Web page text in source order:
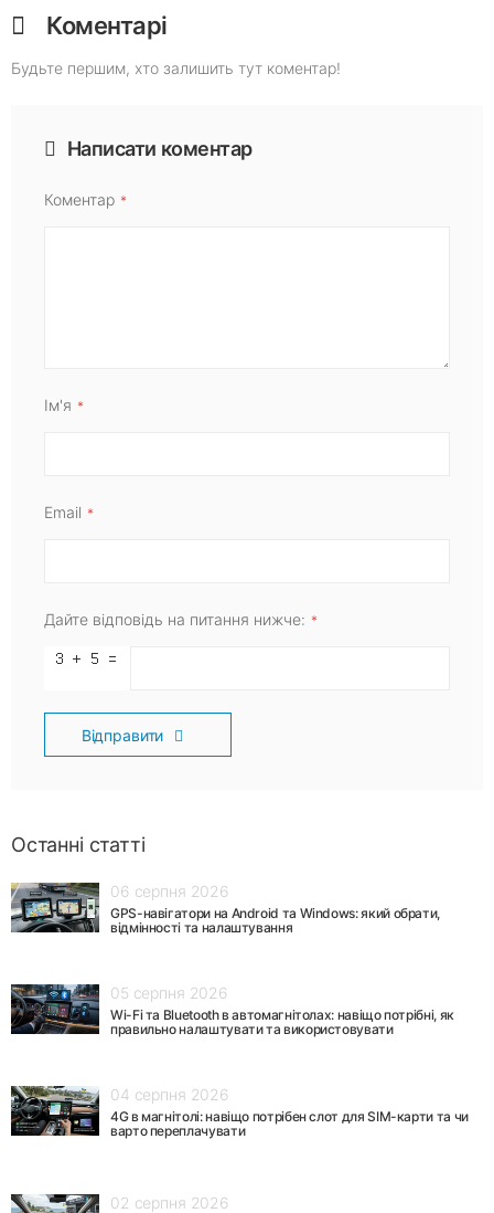
Коментарі
Будьте першим, хто залишить тут коментар!
Написати коментар
Коментар
Ім'я
Email
Дайте відповідь на питання нижче:
Відправити
Останні статті
06 серпня 2026
GPS-навігатори на Android та Windows: який обрати,
відмінності та налаштування
05 серпня 2026
Wi-Fi та Bluetooth в автомагнітолах: навіщо потрібні, як
правильно налаштувати та використовувати
04 серпня 2026
4G в магнітолі: навіщо потрібен слот для SIM-карти та чи
варто переплачувати
02 серпня 2026